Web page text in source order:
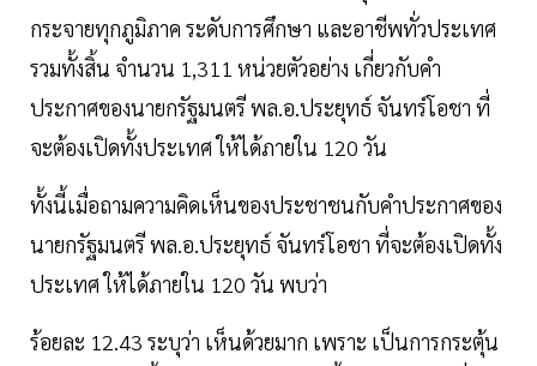
กระจายทุกภูมิภาค ระดับการศึกษา และอาชีพทั่วประเทศ
รวมทั้งสิ้น จำนวน 1,311 หน่วยตัวอย่าง เกี่ยวกับคำ
ประกาศของนายกรัฐมนตรี พล.อ.ประยุทธ์ จันทร์โอชา ที่
จะต้องเปิดทั้งประเทศ ให้ได้ภายใน 120 วัน
ทั้งนี้เมื่อถามความคิดเห็นของประชาชนกับคำประกาศของ
นายกรัฐมนตรี พล.อ.ประยุทธ์ จันทร์โอชา ที่จะต้องเปิดทั้ง
ประเทศ ให้ได้ภายใน 120 วัน พบว่า
ร้อยละ 12.43 ระบุว่า เห็นด้วยมาก เพราะ เป็นการกระตุ้น